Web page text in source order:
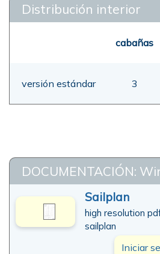
Distribución interior
cabañas
versión estándar 3
DOCUMENTACIÓN:
Sailplan
high resolution
sailplan
Iniciar